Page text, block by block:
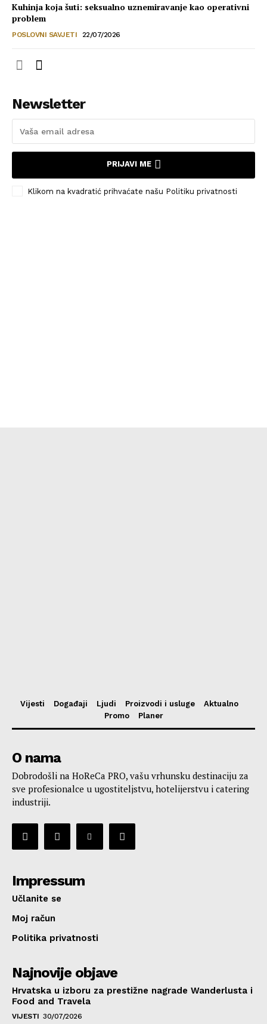
Kuhinja koja šuti: seksualno uznemiravanje kao operativni
problem
POSLOVNI SAVJETI 22/07/2026
Newsletter
PRIJAVI ME
Klikom na kvadratić prihvaćate našu Politiku privatnosti
Vijesti Događaji Ljudi Proizvodi i usluge
Aktualno
Promo
Planer
O nama
Dobrodošli na HoReCa PRO, vašu vrhunsku destinaciju za
sve profesionalce u ugostiteljstvu, hotelijerstvu i catering
industriji.
Impressum
Učlanite se
Moj račun
Politika privatnosti
Najnovije objave
Hrvatska u izboru za prestižne nagrade Wanderlusta i
Food and Travela
VIJESTI 30/07/2026